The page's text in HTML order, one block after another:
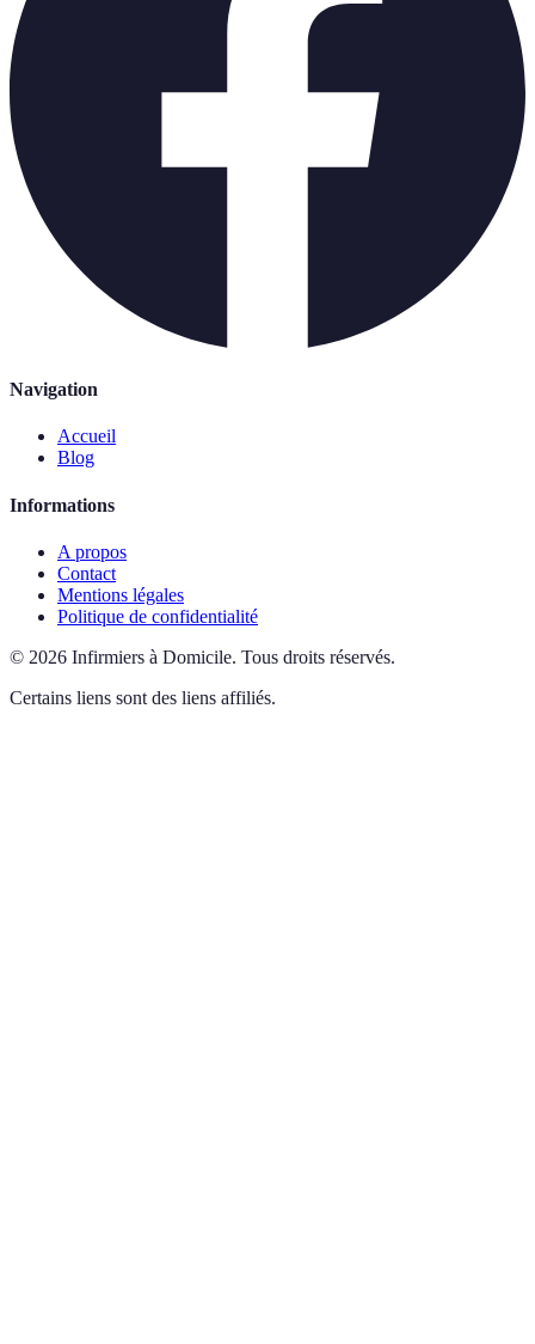
Navigation
Accueil
Blog
Informations
A propos
Contact
Mentions légales
Politique de confidentialité
© 2026 Infirmiers à Domicile. Tous droits réservés.
Certains liens sont des liens affiliés.